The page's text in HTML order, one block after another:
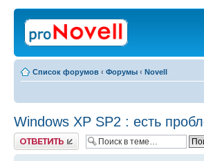
Список форумов ‹ Форумы ‹ Novell
Windows XP SP2 : есть
Ответить